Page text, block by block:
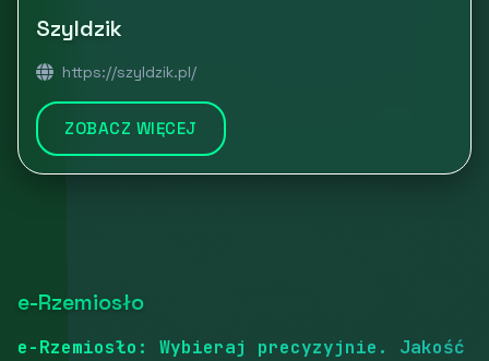
Szyldzik
https://szyldzik.pl/
ZOBACZ WIĘCEJ
e-Rzemiosło
e-Rzemiosło: Wybieraj precyzyjnie. Jakość